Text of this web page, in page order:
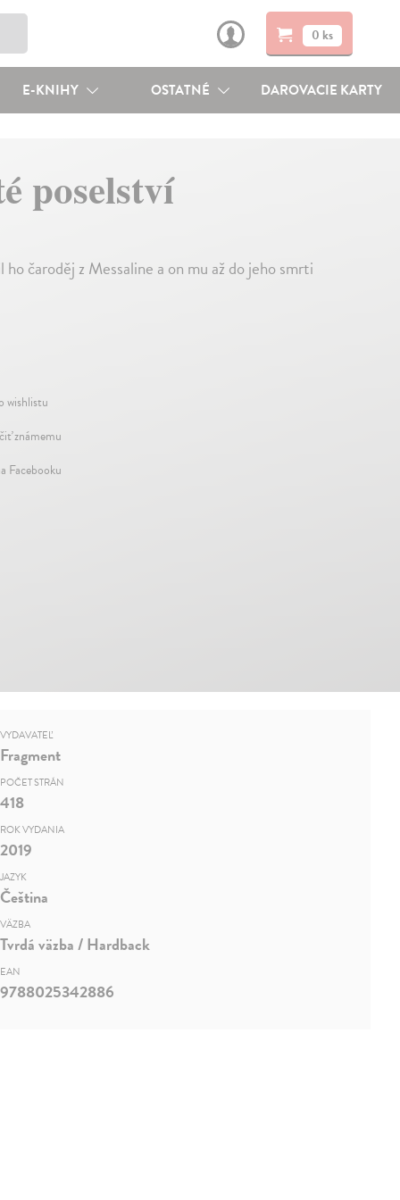
0 ks
E-KNIHY OSTATNÉ DAROVACIE KARTY
poselství
čaroděj z Messaline a on mu až do jeho smrti
wishlistu
známemu
Facebooku
VYDAVATEĽ
Fragment
POČET STRÁN
418
ROK VYDANIA
2019
JAZYK
Čeština
VÄZBA
Tvrdá väzba / Hardback
EAN
9788025342886